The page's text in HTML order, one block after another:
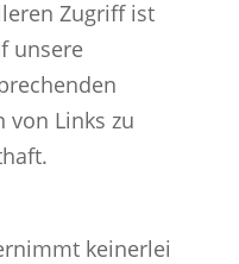
Zugriff ist
unsere
von Links zu
keinerlei